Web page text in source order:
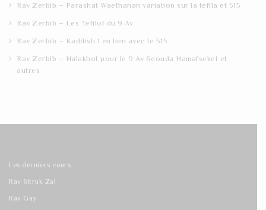
Rav Zerbib – Parashat Waethanan variation sur la tefila et 515
Rav Zerbib – Les Tefilot du 9 Av
Rav Zerbib – Kaddish 1 en lien avec le 515
Rav Zerbib – Halakhot pour le 9 Av Seouda Hamafseket et
autres
Les derniers cours
Rav Sitruk Zal
Rav Gay